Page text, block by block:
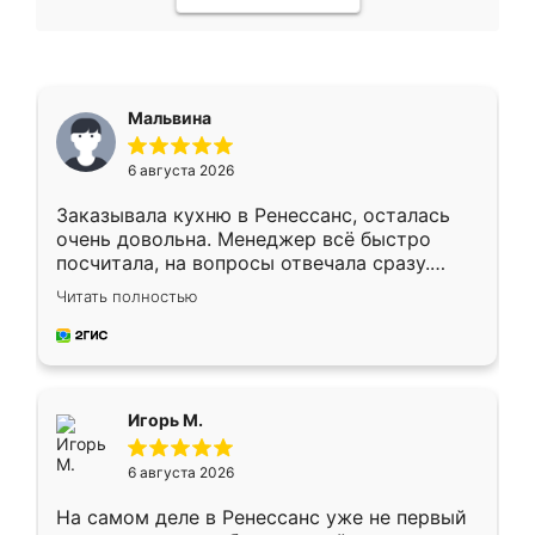
Мальвина
6 августа 2026
Заказывала кухню в Ренессанс, осталась
очень довольна. Менеджер всё быстро
посчитала, на вопросы отвечала сразу.
Замерщик приехал в субботу, подошёл к
делу со всей ответственностью. Собрали
за день, ребята работали аккуратно, даже
Читать полностью
Игорь М.
6 августа 2026
На самом деле в Ренессанс уже не первый